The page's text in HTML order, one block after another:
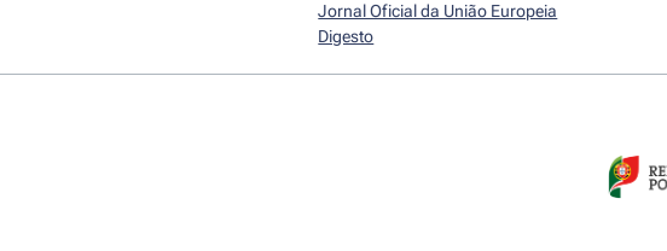
Jornal Oficial da União Europeia
Digesto